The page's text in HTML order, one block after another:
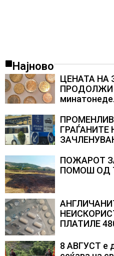
Најново
ЦЕНАТА НА
ПРОДОЛЖИ
ГРАЃАНИТЕ
Полска,
ПОЖАРОТ
ПОМОШ ОД
ПЛАТИЛЕ
само
потребни
8 АВГУСТ е